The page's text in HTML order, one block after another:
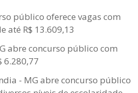
público oferece vagas com
até R$ 13.609,13
abre concurso público com
6.280,77
- MG abre concurso público